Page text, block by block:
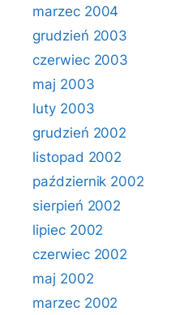
marzec 2004
grudzień 2003
czerwiec 2003
maj 2003
luty 2003
grudzień 2002
listopad 2002
październik 2002
sierpień 2002
lipiec 2002
czerwiec 2002
maj 2002
marzec 2002